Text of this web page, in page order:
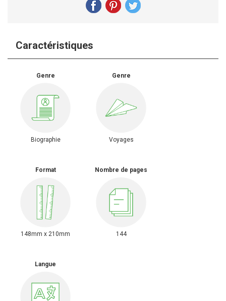
Caractéristiques
Genre
Biographie
Genre
Voyages
Format
148mm x 210mm
Nombre de pages
144
Langue